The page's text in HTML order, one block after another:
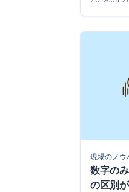
現場のノウ
数字の
の区別